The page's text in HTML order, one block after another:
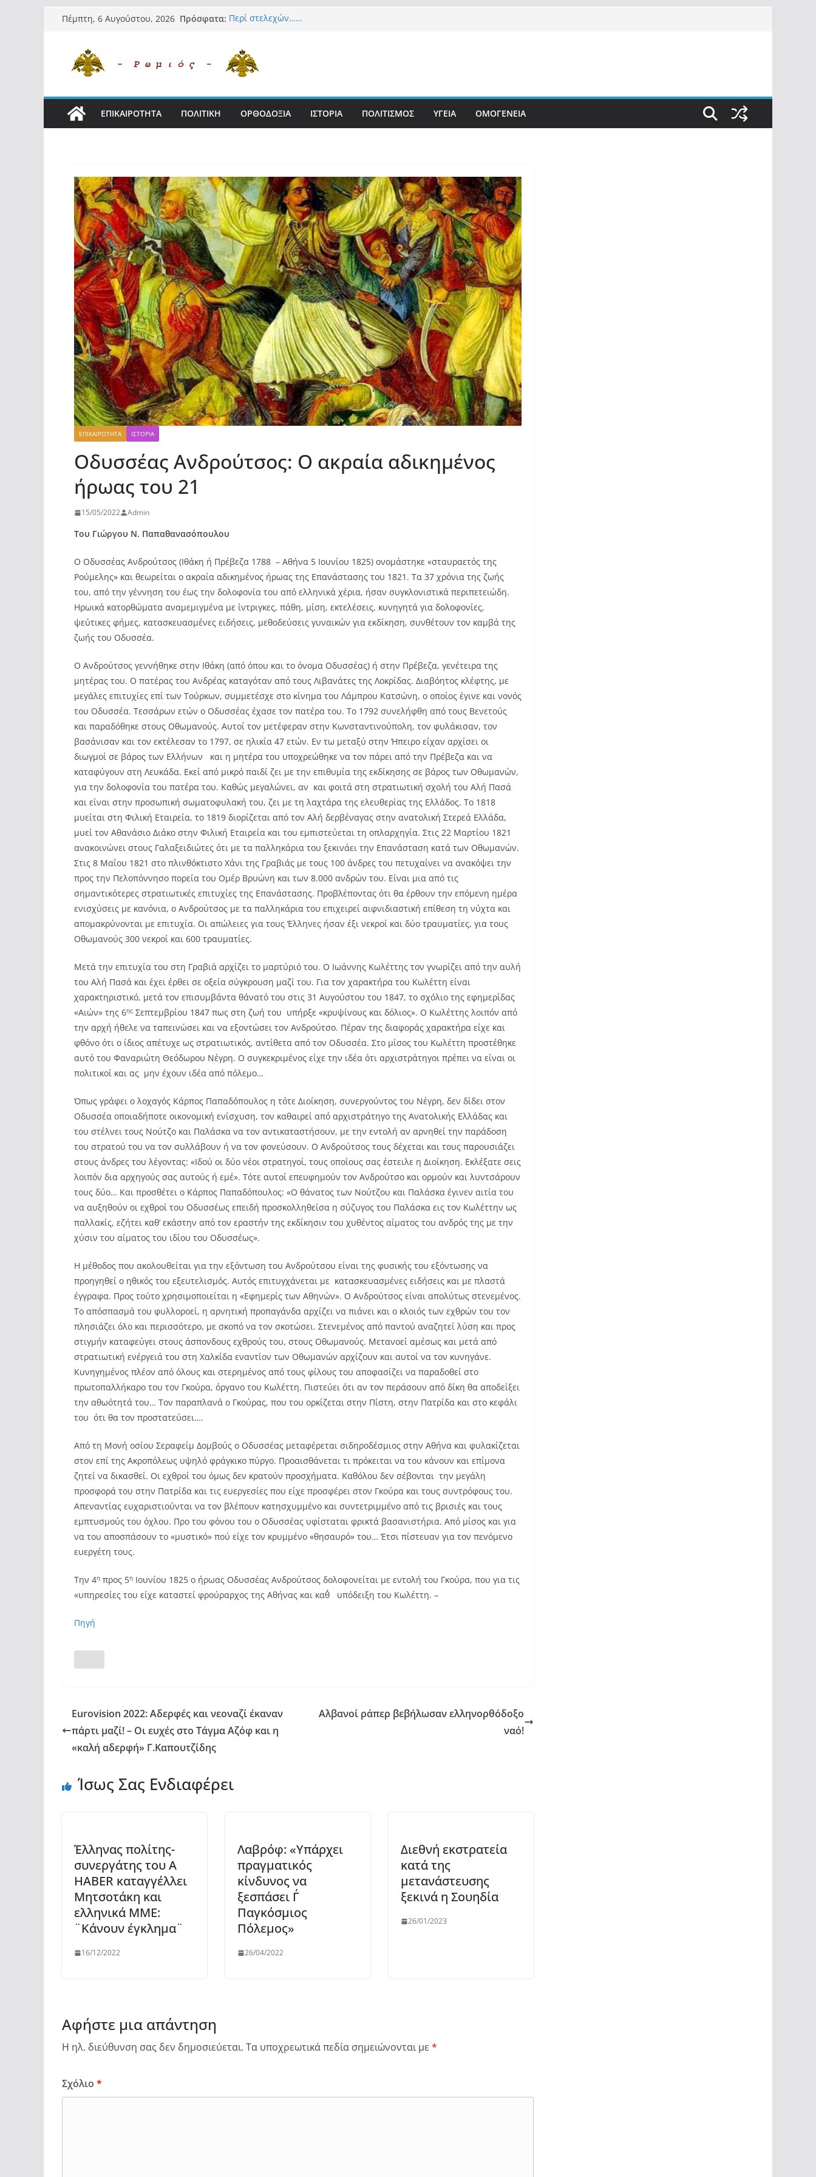
Μετάβαση
περιεχόμενο
Πέμπτη, 6 Αυγούστου, 2026 Πρόσφατα: Περί στελεχών……
εξουσίας»
Βόμβα: Με στήριξη Musk το νέο κόμμα Κασιδιάρη – Οι
ένοικοι του Μαξίμου σε πανικό, πατριωτικό τσουνάμι
μετά από τσίμπημα τσιμπουριού! – Η «μάχη» με τη σπάνια
λοίμωξη
ΕΠΙΚΑΙΡΟΤΗΤΑ ΠΟΛΙΤΙΚΗ ΟΡΘΟΔΟΞΙΑ ΙΣΤΟΡΙΑ ΠΟΛΙΤΙΣΜΟΣ ΥΓΕΙΑ ΟΜΟΓΕΝΕΙΑ
ΕΠΙΚΑΙΡΟΤΗΤΑ ΙΣΤΟΡΙΑ
Οδυσσέας Ανδρούτσος: Ο ακραία αδικημένος
ήρωας του 21
15/05/2022 Admin
Του Γιώργου Ν. Παπαθανασόπουλου
Ο Οδυσσέας Ανδρούτσος (Ιθάκη ή Πρέβεζα 1788 – Αθήνα 5 Ιουνίου 1825) ονομάστηκε «σταυραετός της
Ρούμελης» και θεωρείται ο ακραία αδικημένος ήρωας της Επανάστασης του 1821. Τα 37 χρόνια της ζωής
του, από την γέννηση του έως την δολοφονία του από ελληνικά χέρια, ήσαν συγκλονιστικά περιπετειώδη.
Ηρωικά κατορθώματα αναμεμιγμένα με ίντριγκες, πάθη, μίση, εκτελέσεις, κυνηγητά για δολοφονίες,
ψεύτικες φήμες, κατασκευασμένες ειδήσεις, μεθοδεύσεις γυναικών για εκδίκηση, συνθέτουν τον καμβά της
ζωής του Οδυσσέα.
Ο Ανδρούτσος γεννήθηκε στην Ιθάκη (από όπου και το όνομα Οδυσσέας) ή στην Πρέβεζα, γενέτειρα της
μητέρας του. Ο πατέρας του Ανδρέας καταγόταν από τους Λιβανάτες της Λοκρίδας. Διαβόητος κλέφτης, με
μεγάλες επιτυχίες επί των Τούρκων, συμμετέσχε στο κίνημα του Λάμπρου Κατσώνη, ο οποίος έγινε και νονός
του Οδυσσέα. Τεσσάρων ετών ο Οδυσσέας έχασε τον πατέρα του. Το 1792 συνελήφθη από τους Βενετούς
και παραδόθηκε στους Οθωμανούς. Αυτοί τον μετέφεραν στην Κωνσταντινούπολη, τον φυλάκισαν, τον
βασάνισαν και τον εκτέλεσαν το 1797, σε ηλικία 47 ετών. Εν τω μεταξύ στην Ήπειρο είχαν αρχίσει οι
διωγμοί σε βάρος των Ελλήνων και η μητέρα του υποχρεώθηκε να τον πάρει από την Πρέβεζα και να
καταφύγουν στη Λευκάδα. Εκεί από μικρό παιδί ζει με την επιθυμία της εκδίκησης σε βάρος των Οθωμανών,
για την δολοφονία του πατέρα του. Καθώς μεγαλώνει, αν και φοιτά στη στρατιωτική σχολή του Αλή Πασά
και είναι στην προσωπική σωματοφυλακή του, ζει με τη λαχτάρα της ελευθερίας της Ελλάδος. Το 1818
μυείται στη Φιλική Εταιρεία, το 1819 διορίζεται από τον Αλή δερβέναγας στην ανατολική Στερεά Ελλάδα,
μυεί τον Αθανάσιο Διάκο στην Φιλική Εταιρεία και του εμπιστεύεται τη οπλαρχηγία. Στις 22 Μαρτίου 1821
ανακοινώνει στους Γαλαξειδιώτες ότι με τα παλληκάρια του ξεκινάει την Επανάσταση κατά των Οθωμανών.
Στις 8 Μαΐου 1821 στο πλινθόκτιστο Χάνι της Γραβιάς με τους 100 άνδρες του πετυχαίνει να ανακόψει την
προς την Πελοπόννησο πορεία του Ομέρ Βρυώνη και των 8.000 ανδρών του. Είναι μια από τις
σημαντικότερες στρατιωτικές επιτυχίες της Επανάστασης. Προβλέποντας ότι θα έρθουν την επόμενη ημέρα
ενισχύσεις με κανόνια, ο Ανδρούτσος με τα παλληκάρια του επιχειρεί αιφνιδιαστική επίθεση τη νύχτα και
απομακρύνονται με επιτυχία. Οι απώλειες για τους Έλληνες ήσαν έξι νεκροί και δύο τραυματίες, για τους
Οθωμανούς 300 νεκροί και 600 τραυματίες.
Μετά την επιτυχία του στη Γραβιά αρχίζει το μαρτύριό του. Ο Ιωάννης Κωλέττης τον γνωρίζει από την αυλή
του Αλή Πασά και έχει έρθει σε οξεία σύγκρουση μαζί του. Για τον χαρακτήρα του Κωλέττη είναι
χαρακτηριστικό, μετά τον επισυμβάντα θάνατό του στις 31 Αυγούστου του 1847, το σχόλιο της εφημερίδας
«Αιών» της 6ης Σεπτεμβρίου 1847 πως στη ζωή του υπήρξε «κρυψίνους και δόλιος». Ο Κωλέττης λοιπόν από
την αρχή ήθελε να ταπεινώσει και να εξοντώσει τον Ανδρούτσο. Πέραν της διαφοράς χαρακτήρα είχε και
φθόνο ότι ο ίδιος απέτυχε ως στρατιωτικός, αντίθετα από τον Οδυσσέα. Στο μίσος του Κωλέττη προστέθηκε
αυτό του Φαναριώτη Θεόδωρου Νέγρη. Ο συγκεκριμένος είχε την ιδέα ότι αρχιστράτηγοι πρέπει να είναι οι
πολιτικοί και ας μην έχουν ιδέα από πόλεμο…
Όπως γράφει ο λοχαγός Κάρπος Παπαδόπουλος η τότε Διοίκηση, συνεργούντος του Νέγρη, δεν δίδει στον
Οδυσσέα οποιαδήποτε οικονομική ενίσχυση, τον καθαιρεί από αρχιστράτηγο της Ανατολικής Ελλάδας και
του στέλνει τους Νούτζο και Παλάσκα να τον αντικαταστήσουν, με την εντολή αν αρνηθεί την παράδοση
του στρατού του να τον συλλάβουν ή να τον φονεύσουν. Ο Ανδρούτσος τους δέχεται και τους παρουσιάζει
στους άνδρες του λέγοντας: «Ιδού οι δύο νέοι στρατηγοί, τους οποίους σας έστειλε η Διοίκηση. Εκλέξατε σεις
λοιπόν δια αρχηγούς σας αυτούς ή εμέ». Τότε αυτοί επευφημούν τον Ανδρούτσο και ορμούν και λυντσάρουν
τους δύο… Και προσθέτει ο Κάρπος Παπαδόπουλος: «Ο θάνατος των Νούτζου και Παλάσκα έγινεν αιτία του
να αυξηθούν οι εχθροί του Οδυσσέως επειδή προσκολληθείσα η σύζυγος του Παλάσκα εις τον Κωλέττην ως
παλλακίς, εζήτει καθ’ εκάστην από τον εραστήν της εκδίκησιν του χυθέντος αίματος του ανδρός της με την
χύσιν του αίματος του ιδίου του Οδυσσέως».
Η μέθοδος που ακολουθείται για την εξόντωση του Ανδρούτσου είναι της φυσικής του εξόντωσης να
προηγηθεί ο ηθικός του εξευτελισμός. Αυτός επιτυγχάνεται με κατασκευασμένες ειδήσεις και με πλαστά
έγγραφα. Προς τούτο χρησιμοποιείται η «Εφημερίς των Αθηνών». Ο Ανδρούτσος είναι απολύτως στενεμένος.
Το απόσπασμά του φυλλοροεί, η αρνητική προπαγάνδα αρχίζει να πιάνει και ο κλοιός των εχθρών του τον
πλησιάζει όλο και περισσότερο, με σκοπό να τον σκοτώσει. Στενεμένος από παντού αναζητεί λύση και προς
στιγμήν καταφεύγει στους άσπονδους εχθρούς του, στους Οθωμανούς. Μετανοεί αμέσως και μετά από
στρατιωτική ενέργειά του στη Χαλκίδα εναντίον των Οθωμανών αρχίζουν και αυτοί να τον κυνηγάνε.
Κυνηγημένος πλέον από όλους και στερημένος από τους φίλους του αποφασίζει να παραδοθεί στο
πρωτοπαλλήκαρο του τον Γκούρα, όργανο του Κωλέττη. Πιστεύει ότι αν τον περάσουν από δίκη θα αποδείξει
την αθωότητά του… Τον παραπλανά ο Γκούρας, που του ορκίζεται στην Πίστη, στην Πατρίδα και στο κεφάλι
του ότι θα τον προστατεύσει….
Από τη Μονή οσίου Σεραφείμ Δομβούς ο Οδυσσέας μεταφέρεται σιδηροδέσμιος στην Αθήνα και φυλακίζεται
στον επί της Ακροπόλεως υψηλό φράγκικο πύργο. Προαισθάνεται τι πρόκειται να του κάνουν και επίμονα
ζητεί να δικασθεί. Οι εχθροί του όμως δεν κρατούν προσχήματα. Καθόλου δεν σέβονται την μεγάλη
προσφορά του στην Πατρίδα και τις ευεργεσίες που είχε προσφέρει στον Γκούρα και τους συντρόφους του.
Απεναντίας ευχαριστιούνται να τον βλέπουν κατησχυμμένο και συντετριμμένο από τις βρισιές και τους
εμπτυσμούς του όχλου. Προ του φόνου του ο Οδυσσέας υφίσταται φρικτά βασανιστήρια. Από μίσος και για
να του αποσπάσουν το «μυστικό» πού είχε τον κρυμμένο «θησαυρό» του… Έτσι πίστευαν για τον πενόμενο
ευεργέτη τους.
Την 4η προς 5η Ιουνίου 1825 ο ήρωας Οδυσσέας Ανδρούτσος δολοφονείται με εντολή του Γκούρα, που για τις
«υπηρεσίες του είχε καταστεί φρούραρχος της Αθήνας και καθ΄ υπόδειξη του Κωλέττη. –
Πηγή
Eurovision 2022: Αδερφές και νεοναζί έκαναν
πάρτι μαζί! – Οι ευχές στο Τάγμα Αζόφ και η
«καλή αδερφή» Γ.Καπουτζίδης
Αλβανοί ράπερ βεβήλωσαν ελληνορθόδοξο
ναό!
Ίσως Σας Ενδιαφέρει
Έλληνας πολίτης-
συνεργάτης του A
HABER καταγγέλλει
Μητσοτάκη και
ελληνικά ΜΜΕ:
¨Κάνουν έγκλημα¨
16/12/2022
Λαβρόφ: «Υπάρχει
πραγματικός
κίνδυνος να
ξεσπάσει Γ΄
Παγκόσμιος
Πόλεμος»
26/04/2022
Διεθνή εκστρατεία
κατά της
μετανάστευσης
ξεκινά η Σουηδία
26/01/2023
Αφήστε μια απάντηση
Η ηλ. διεύθυνση σας δεν δημοσιεύεται. Τα υποχρεωτικά πεδία σημειώνονται με *
Σχόλιο *